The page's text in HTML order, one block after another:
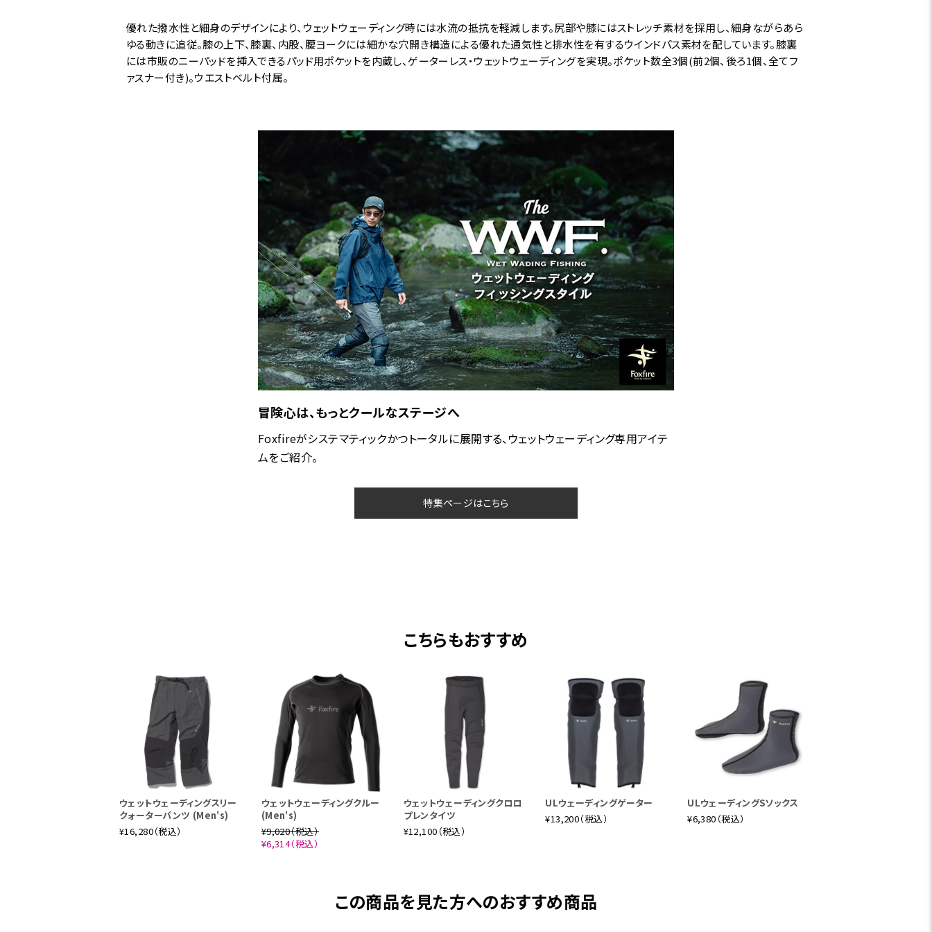
優れた撥水性と細身のデザインにより、ウェットウェーディング時には水流の抵抗を軽減します。尻部や膝にはストレッチ素材を採用し、細身ながらあら
ゆる動きに追従。膝の上下、膝裏、内股、腰ヨークには細かな穴開き構造による優れた通気性と排水性を有するウインドパス素材を配しています。膝裏
には市販のニーパッドを挿入できるパッド用ポケットを内蔵し、ゲーターレス・ウェットウェーディングを実現。ポケット数全3個(前2個、後ろ1個、全てフ
ァスナー付き)。ウエストベルト付属。
冒険心は、もっとクールなステージへ
Foxfireがシステマティックかつトータルに展開する、ウェットウェーディング専用アイテ
ムをご紹介。
特集ページはこちら
こちらもおすすめ
ウェットウェーディングスリー
クォーターパンツ (Men's)
¥16,280（税込）
ウェットウェーディングクルー
(Men's)
¥9,020（税込）
¥6,314（税込）
ウェットウェーディングクロロ
プレンタイツ
¥12,100（税込）
ULウェーディングゲーター
¥13,200（税込）
ULウェーディングSソックス
¥6,380（税込）
この商品を見た方へのおすすめ商品